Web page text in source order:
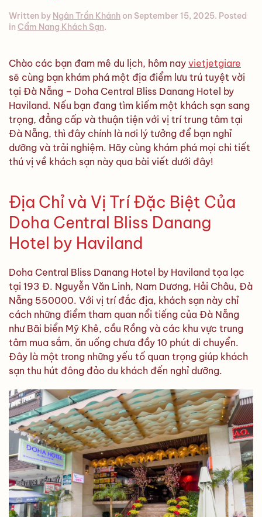
Written by Ngân Trần Khánh on September 15, 2025. Posted
in Cẩm Nang Khách Sạn.
Chào các bạn đam mê du lịch, hôm nay vietjetgiare
sẽ cùng bạn khám phá một địa điểm lưu trú tuyệt vời
tại Đà Nẵng – Doha Central Bliss Danang Hotel by
Haviland. Nếu bạn đang tìm kiếm một khách sạn sang
trọng, đẳng cấp và thuận tiện với vị trí trung tâm tại
Đà Nẵng, thì đây chính là nơi lý tưởng để bạn nghỉ
dưỡng và trải nghiệm. Hãy cùng khám phá mọi chi tiết
thú vị về khách sạn này qua bài viết dưới đây!
Địa Chỉ và Vị Trí Đặc Biệt Của
Doha Central Bliss Danang
Hotel by Haviland
Doha Central Bliss Danang Hotel by Haviland tọa lạc
tại 193 Đ. Nguyễn Văn Linh, Nam Dương, Hải Châu, Đà
Nẵng 550000. Với vị trí đắc địa, khách sạn này chỉ
cách những điểm tham quan nổi tiếng của Đà Nẵng
như Bãi biển Mỹ Khê, cầu Rồng và các khu vực trung
tâm mua sắm, ăn uống chưa đầy 10 phút di chuyển.
Đây là một trong những yếu tố quan trọng giúp khách
sạn thu hút đông đảo du khách đến nghỉ dưỡng.